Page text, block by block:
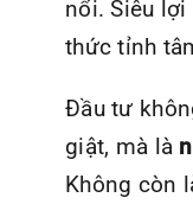
nổi.Siêu
thức tỉnh
Đầu tư
giật, mà là
Không còn